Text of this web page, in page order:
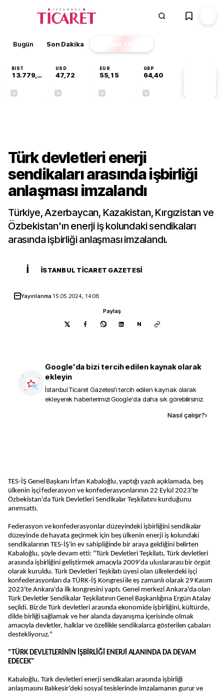
Bugün Son Dakika Finans EKSTRA
BIST
13.779,39
USD
47,72
EUR
55,15
GBP
64,40
Türk devletleri enerji
sendikaları arasında işbirliği
anlaşması imzalandı
Türkiye, Azerbaycan, Kazakistan, Kırgızistan ve
Özbekistan'ın enerji iş kolundaki sendikaları
arasında işbirliği anlaşması imzalandı.
İ İSTANBUL TICARET GAZETESI
Yayınlanma 15.05.2024, 14:08
Paylaş
N
Google'da bizi tercih edilen kaynak olarak
ekleyin
İstanbul Ticaret Gazetesi'i tercih edilen kaynak olarak
ekleyerek haberlerimizi Google'da daha sık görebilirsiniz.
Nasıl çalışır?›
TES-İŞ Genel Başkanı İrfan Kabaloğlu, yaptığı yazılı açıklamada, beş
ülkenin işçi federasyon ve konfederasyonlarının 22 Eylül 2023'te
Özbekistan'da Türk Devletleri Sendikalar Teşkilatını kurduğunu
anımsattı.
Federasyon ve konfederasyonlar düzeyindeki işbirliğini sendikalar
düzeyinde de hayata geçirmek için beş ülkenin enerji iş kolundaki
sendikalarının TES-İŞ'in ev sahipliğinde bir araya geldiğini belirten
Kabaloğlu, şöyle devam etti: "Türk Devletleri Teşkilatı, Türk devletleri
arasında işbirliğini geliştirmek amacıyla 2009'da uluslararası bir örgüt
olarak kuruldu. Türk Devletleri Teşkilatı üyesi olan ülkelerdeki işçi
konfederasyonları da TÜRK-İŞ Kongresi ile eş zamanlı olarak 29 Kasım
2023'te Ankara'da ilk kongresini yaptı. Genel merkezi Ankara'da olan
Türk Devletler Sendikalar Teşkilatının Genel Başkanlığına Ergün Atalay
seçildi. Biz de Türk devletleri arasında ekonomide işbirliğini, kültürde,
dilde birliği sağlamak ve her alanda dayanışma içerisinde olmak
amacıyla devletler, halklar ve özellikle sendikalarca gösterilen çabaları
destekliyoruz."
"TÜRK DEVLETLERİNİN İŞBİRLİĞİ ENERJİ ALANINDA DA DEVAM
EDECEK"
Kabaloğlu, Türk devletleri enerji sendikaları arasında işbirliği
anlaşmasını Balıkesir'deki sosyal tesislerinde imzalamanın gurur ve